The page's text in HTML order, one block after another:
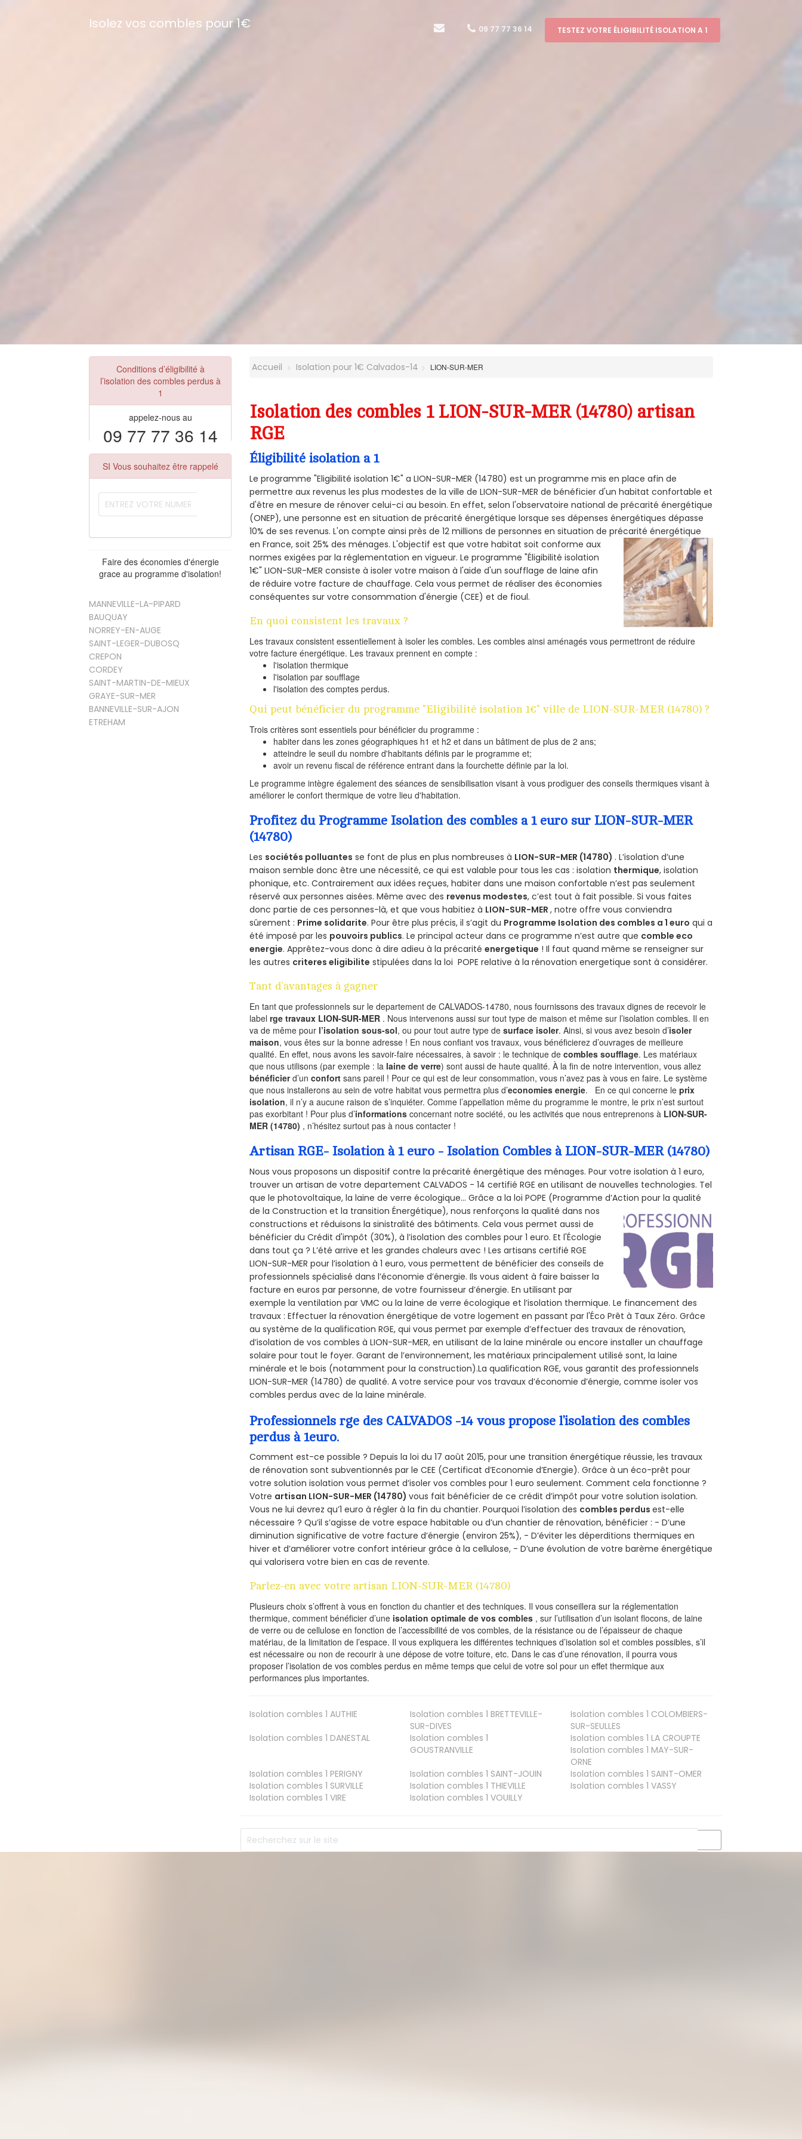
Isolez vos combles pour 1€ 09 77 77 36 14 TESTEZ VOTRE ÉLIGIBILITÉ ISOLATION A 1
Conditions d’éligibilité à
l’isolation des combles perdus à
1
appelez-nous au
09 77 77 36 14
SI Vous souhaitez être rappelé
Faire des économies d'énergie
grace au programme d'isolation!
MANNEVILLE-LA-PIPARD
BAUQUAY
NORREY-EN-AUGE
SAINT-LEGER-DUBOSQ
CREPON
CORDEY
SAINT-MARTIN-DE-MIEUX
GRAYE-SUR-MER
BANNEVILLE-SUR-AJON
ETREHAM
Accueil Isolation pour 1€ Calvados-14 LION-SUR-MER
Isolation des combles 1 LION-SUR-MER (14780) artisan
RGE
Éligibilité isolation a 1
Le programme "Eligibilité isolation 1€" a LION-SUR-MER (14780) est un programme mis en place afin de
permettre aux revenus les plus modestes de la ville de LION-SUR-MER de bénéficier d'un habitat confortable et
d'être en mesure de rénover celui-ci au besoin. En effet, selon l'observatoire national de précarité énergétique
(ONEP), une personne est en situation de précarité énergétique lorsque ses dépenses énergétiques dépasse
10% de ses revenus. L'on compte ainsi près de 12 millions de personnes en situation de précarité énergétique
en France, soit 25% des ménages.L'objectif est que votre habitat soit conforme aux
normes exigées par la réglementation en vigueur. Le programme "Éligibilité isolation
1€" LION-SUR-MER consiste à isoler votre maison à l'aide d'un soufflage de laine afin
de réduire votre facture de chauffage. Cela vous permet de réaliser des économies
conséquentes sur votre consommation d'énergie (CEE) et de fioul.
En quoi consistent les travaux ?
Les travaux consistent essentiellement à isoler les combles. Les combles ainsi aménagés vous permettront de réduire
votre facture énergétique. Les travaux prennent en compte :
l'isolation thermique
l'isolation par soufflage
l'isolation des comptes perdus.
Qui peut bénéficier du programme "Eligibilité isolation 1€" ville de LION-SUR-MER (14780) ?
Trois critères sont essentiels pour bénéficier du programme :
habiter dans les zones géographiques h1 et h2 et dans un bâtiment de plus de 2 ans;
atteindre le seuil du nombre d'habitants définis par le programme et;
avoir un revenu fiscal de référence entrant dans la fourchette définie par la loi.
Le programme intègre également des séances de sensibilisation visant à vous prodiguer des conseils thermiques visant à
améliorer le confort thermique de votre lieu d'habitation.
Profitez du Programme Isolation des combles a 1 euro sur LION-SUR-MER
(14780)
Les sociétés polluantes se font de plus en plus nombreuses à LION-SUR-MER (14780) . L’isolation d’une
maison semble donc être une nécessité, ce qui est valable pour tous les cas : isolation thermique, isolation
phonique, etc. Contrairement aux idées reçues, habiter dans une maison confortable n’est pas seulement
réservé aux personnes aisées. Même avec des revenus modestes, c’est tout à fait possible. Si vous faites
donc partie de ces personnes-là, et que vous habitiez à LION-SUR-MER, notre offre vous conviendra
sûrement : Prime solidarite. Pour être plus précis, il s’agit du Programme Isolation des combles a 1 euro qui a
été imposé par les pouvoirs publics. Le principal acteur dans ce programme n’est autre que comble eco
energie. Apprêtez-vous donc à dire adieu à la précaritéenergetique ! Il faut quand même se renseigner sur
les autres criteres eligibilite stipulées dans la loi POPE relative à la rénovation energetique sont à considérer.
Tant d’avantages à gagner
En tant que professionnels sur le departement de CALVADOS-14780, nous fournissons des travaux dignes de recevoir le
labelrge travaux LION-SUR-MER . Nous intervenons aussi sur tout type de maison et même sur l’isolation combles. Il en
va de même pour l’isolation sous-sol, ou pour tout autre type desurface isoler. Ainsi, si vous avez besoin d’isoler
maison, vous êtes sur la bonne adresse ! En nous confiant vos travaux, vous bénéficierez d’ouvrages de meilleure
qualité. En effet, nous avons les savoir-faire nécessaires, à savoir : le technique decombles soufflage. Les matériaux
que nous utilisons (par exemple : la laine de verre) sont aussi de haute qualité. À la fin de notre intervention, vous allez
bénéficierd’unconfort sans pareil ! Pour ce qui est de leur consommation, vous n’avez pas à vous en faire. Le système
que nous installerons au sein de votre habitat vous permettra plus d’economies energie. En ce qui concerne leprix
isolation, il n’y a aucune raison de s’inquiéter. Comme l’appellation même du programme le montre, le prix n’est surtout
pas exorbitant ! Pour plus d’informations concernant notre société, ou les activités que nous entreprenons à LION-SUR-
MER (14780) , n’hésitez surtout pas à nous contacter !
Artisan RGE- Isolation à 1 euro - Isolation Combles à LION-SUR-MER (14780)
Nous vous proposons un dispositif contre la précarité énergétique des ménages. Pour votre isolation à 1 euro,
trouver un artisan de votre departement CALVADOS - 14 certifié RGE en utilisant de nouvelles technologies. Tel
que le photovoltaïque, la laine de verre écologique... Grâce a la loi POPE (Programme d’Action pour la qualité
de la Construction et la transition Énergétique), nous renforçons la qualité dans nos
constructions et réduisons la sinistralité des bâtiments. Cela vous permet aussi de
bénéficier du Crédit d'impôt (30%), à l’isolation des combles pour 1 euro. Et l'Écologie
dans tout ça ? L’été arrive et les grandes chaleurs avec ! Les artisans certifié RGE
LION-SUR-MER pour l’isolation à 1 euro, vous permettent de bénéficier des conseils de
professionnels spécialisé dans l’économie d’énergie. Ils vous aident à faire baisser la
facture en euros par personne, de votre fournisseur d’énergie. En utilisant par
exemple la ventilation par VMC ou la laine de verre écologique et l’isolation thermique. Le financement des
travaux : Effectuer la rénovation énergétique de votre logement en passant par l'Éco Prêt à Taux Zéro. Grâce
au système de la qualification RGE, qui vous permet par exemple d’effectuer des travaux de rénovation,
d’isolation de vos combles à LION-SUR-MER, en utilisant de la laine minérale ou encore installer un chauffage
solaire pour tout le foyer. Garant de l’environnement, les matériaux principalement utilisé sont, la laine
minérale et le bois (notamment pour la construction).La qualification RGE, vous garantit des professionnels
LION-SUR-MER (14780) de qualité. A votre service pour vos travaux d’économie d’énergie, comme isoler vos
combles perdus avec de la laine minérale.
Professionnels rge des CALVADOS -14 vous propose l’isolation des combles
perdus à 1euro.
Comment est-ce possible ? Depuis la loi du 17 août 2015, pour une transition énergétique réussie, les travaux
de rénovation sont subventionnés par le CEE (Certificat d’Economie d’Energie). Grâce à un éco-prêt pour
votre solution isolation vous permet d’isoler vos combles pour 1 euro seulement. Comment cela fonctionne ?
Votre artisan LION-SUR-MER (14780)vous fait bénéficier de ce crédit d’impôt pour votre solution isolation.
Vous ne lui devrez qu’1 euro à régler à la fin du chantier. Pourquoi l’isolation des combles perdusest-elle
nécessaire ? Qu’il s’agisse de votre espace habitable ou d’un chantier de rénovation, bénéficier : - D’une
diminution significative de votre facture d’énergie (environ 25%), - D’éviter les déperditions thermiques en
hiver et d’améliorer votre confort intérieur grâce à la cellulose, - D’une évolution de votre barème énergétique
qui valorisera votre bien en cas de revente.
Parlez-en avec votre artisan LION-SUR-MER (14780)
Plusieurs choix s’offrent à vous en fonction du chantier et des techniques. Il vous conseillera sur la réglementation
thermique, comment bénéficier d’une isolation optimale de vos combles , sur l’utilisation d’un isolant flocons, de laine
de verre ou de cellulose en fonction de l’accessibilité de vos combles, de la résistance ou de l’épaisseur de chaque
matériau, de la limitation de l’espace. Il vous expliquera les différentes techniques d’isolation sol et combles possibles, s’il
est nécessaire ou non de recourir à une dépose de votre toiture, etc. Dans le cas d’une rénovation, il pourra vous
proposer l’isolation de vos combles perdus en même temps que celui de votre sol pour un effet thermique aux
performances plus importantes.
Isolation combles 1 AUTHIE Isolation combles 1 BRETTEVILLE-
SUR-DIVES
Isolation combles 1 COLOMBIERS-
SUR-SEULLES
Isolation combles 1 DANESTAL
Isolation combles 1
GOUSTRANVILLE
Isolation combles 1 LA CROUPTE
Isolation combles 1 MAY-SUR-
ORNE
Isolation combles 1 PERIGNY Isolation combles 1 SAINT-JOUIN Isolation combles 1 SAINT-OMER
Isolation combles 1 SURVILLE Isolation combles 1 THIEVILLE Isolation combles 1 VASSY
Isolation combles 1 VIRE Isolation combles 1 VOUILLY